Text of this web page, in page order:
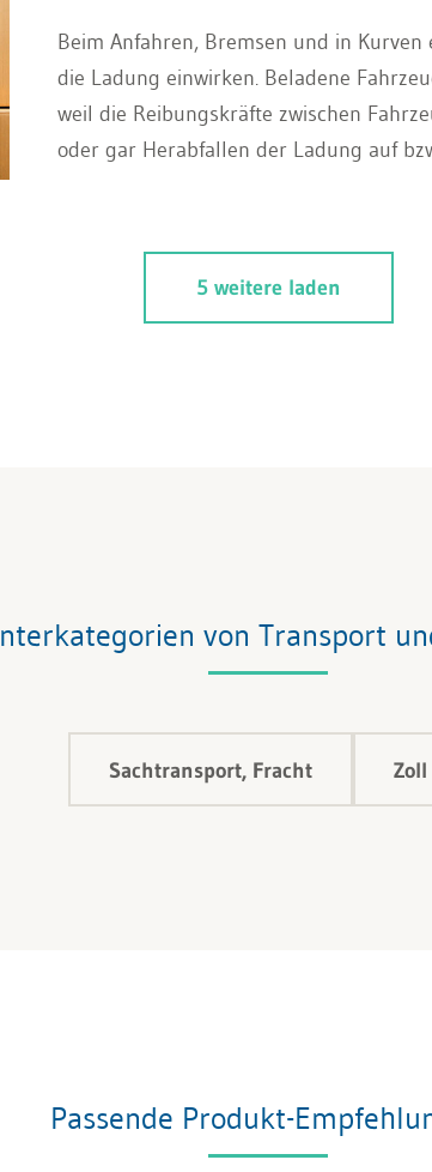
Beim Anfahren, Bremsen und in
die Ladung einwirken. Beladene
weil die Reibungskräfte zwischen
oder gar Herabfallen der Ladung auf
5 weitere laden
von Transport
Sachtransport, Fracht Zoll
Passende Produkt-